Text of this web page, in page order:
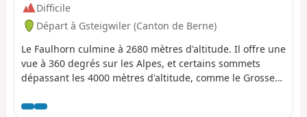
Difficile
Départ à Gsteigwiler (Canton de Berne)
Le Faulhorn culmine à 2680 mètres d'altitude. Il offre une
vue à 360 degrés sur les Alpes, et certains sommets
dépassant les 4000 mètres d'altitude, comme le Grosses-
Folhorn se font par le Schynige Platte ou First. Mais il est